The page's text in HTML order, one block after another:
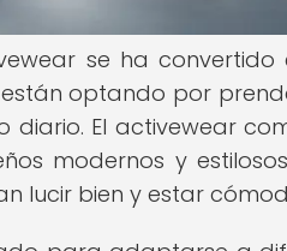
se ha
optando por
diario. El activewear
modernos y
lucir bien y estar